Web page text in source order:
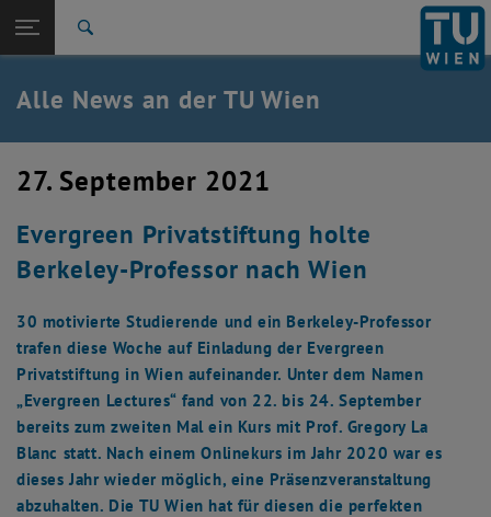
TU Login
Quicklinks
Quicklinks-Menü umschalten
Studium
Karriere
Zurück: Subseiten von TU Wien Startseite auflisten
Zurück zur letzten Ebene:
TU Wien Startseite
Übersicht
Alle News an der TU Wien
27. September 2021
Evergreen Privatstiftung holte
Berkeley-Professor nach Wien
30 motivierte Studierende und ein Berkeley-Professor
trafen diese Woche auf Einladung der Evergreen
Privatstiftung in Wien aufeinander. Unter dem Namen
„Evergreen Lectures“ fand von 22. bis 24. September
bereits zum zweiten Mal ein Kurs mit Prof. Gregory La
Blanc statt. Nach einem Onlinekurs im Jahr 2020 war es
dieses Jahr wieder möglich, eine Präsenzveranstaltung
abzuhalten. Die TU Wien hat für diesen die perfekten